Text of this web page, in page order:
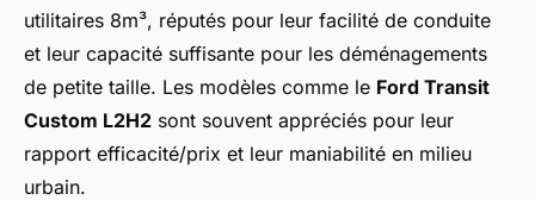
utilitaires 8m³, réputés pour leur facilité de conduite
et leur capacité suffisante pour les déménagements
de petite taille. Les modèles comme le Ford Transit
Custom L2H2 sont souvent appréciés pour leur
rapport efficacité/prix et leur maniabilité en milieu
urbain.